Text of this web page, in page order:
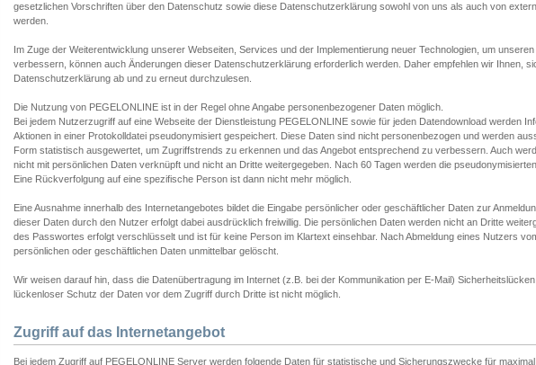
gesetzlichen Vorschriften über den Datenschutz sowie diese Datenschutzerklärung sowohl von uns als auch von
werden.
Im Zuge der Weiterentwicklung unserer Webseiten, Services und der Implementierung neuer Technologien, um
verbessern, können auch Änderungen dieser Datenschutzerklärung erforderlich werden. Daher empfehlen wir Ihnen,
Datenschutzerklärung ab und zu erneut durchzulesen.
Die Nutzung von PEGELONLINE ist in der Regel ohne Angabe personenbezogener Daten möglich.
Bei jedem Nutzerzugriff auf eine Webseite der Dienstleistung PEGELONLINE sowie für jeden Datendownload werden
Aktionen in einer Protokolldatei pseudonymisiert gespeichert. Diese Daten sind nicht personenbezogen und werden
Form statistisch ausgewertet, um Zugriffstrends zu erkennen und das Angebot entsprechend zu verbessern. Auch
nicht mit persönlichen Daten verknüpft und nicht an Dritte weitergegeben. Nach 60 Tagen werden die
Eine Rückverfolgung auf eine spezifische Person ist dann nicht mehr möglich.
Eine Ausnahme innerhalb des Internetangebotes bildet die Eingabe persönlicher oder geschäftlicher Daten zur
dieser Daten durch den Nutzer erfolgt dabei ausdrücklich freiwillig. Die persönlichen Daten werden nicht an Dritte
des Passwortes erfolgt verschlüsselt und ist für keine Person im Klartext einsehbar. Nach Abmeldung eines Nutzers
persönlichen oder geschäftlichen Daten unmittelbar gelöscht.
Wir weisen darauf hin, dass die Datenübertragung im Internet (z.B. bei der Kommunikation per E-Mail)
lückenloser Schutz der Daten vor dem Zugriff durch Dritte ist nicht möglich.
Zugriff auf das Internetangebot
Bei jedem Zugriff auf PEGELONLINE Server werden folgende Daten für statistische und Sicherungszwecke für